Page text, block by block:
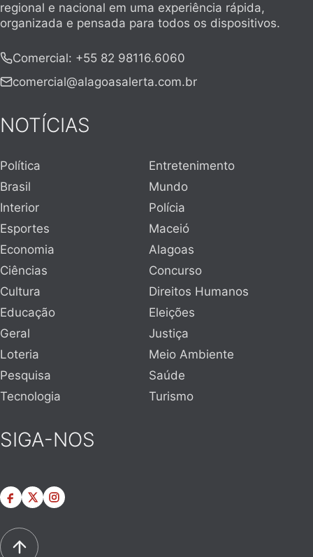
regional e nacional em uma experiência rápida,
organizada e pensada para todos os dispositivos.
Comercial: +55 82 98116.6060
comercial@alagoasalerta.com.br
NOTÍCIAS
Política
Entretenimento
Brasil
Mundo
Interior
Polícia
Esportes
Maceió
Economia
Alagoas
Ciências
Concurso
Cultura
Direitos Humanos
Educação
Eleições
Geral
Justiça
Loteria
Meio Ambiente
Pesquisa
Saúde
Tecnologia
Turismo
SIGA-NOS